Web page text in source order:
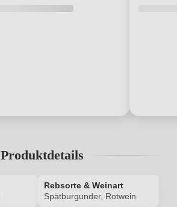
Produktdetails
Rebsorte & Weinart
Spätburgunder, Rotwein